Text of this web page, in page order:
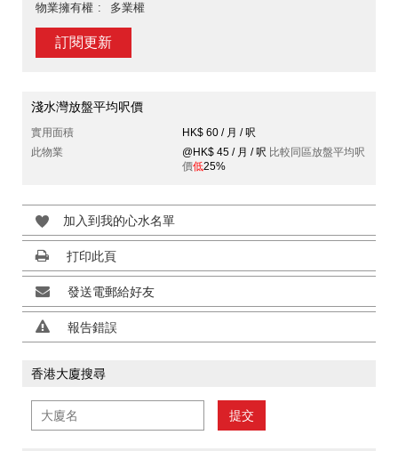
物業擁有權
多業權
訂閱更新
淺水灣放盤平均呎價
實用面積
HK$ 60 / 月 / 呎
此物業
@HK$ 45 / 月 / 呎 比較同區放盤平均呎
價低25%
加入到我的心水名單
打印此頁
發送電郵給好友
報告錯誤
香港大廈搜尋
提交